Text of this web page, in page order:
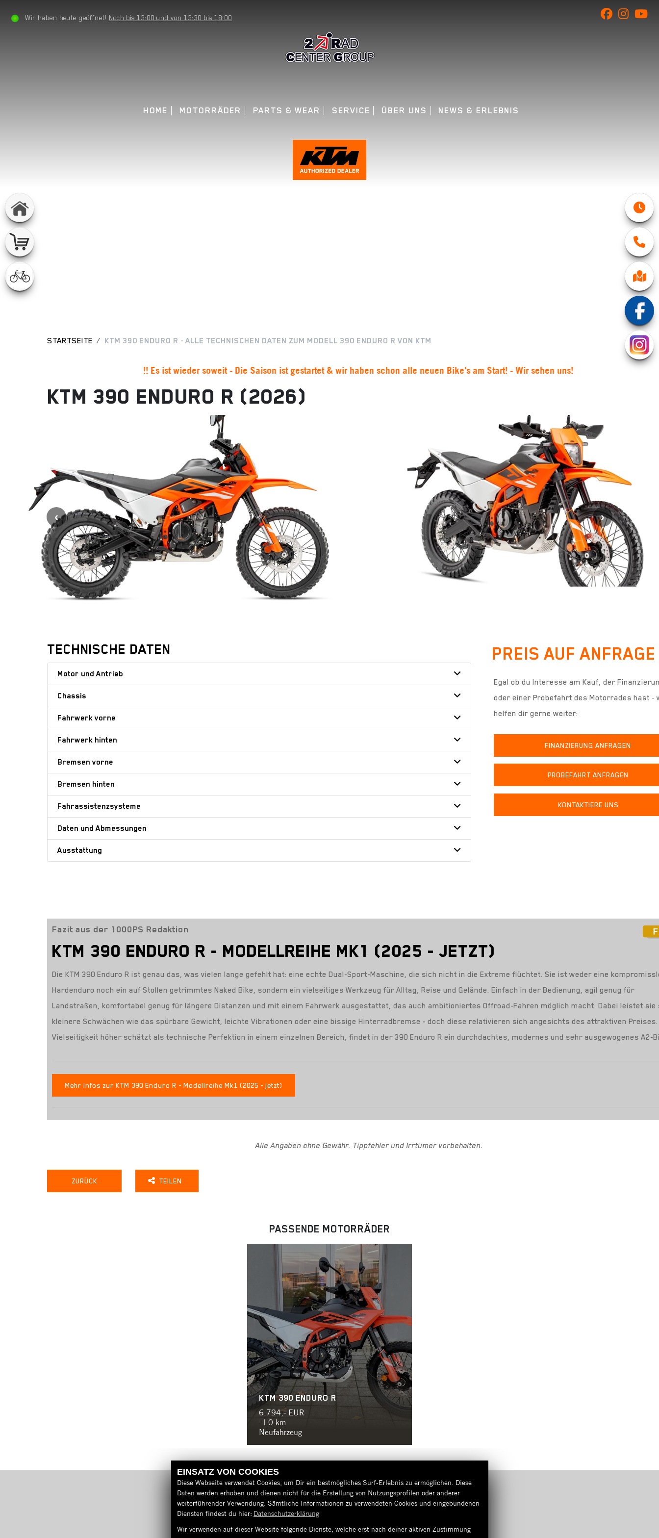
Wir haben heute geöffnet! Noch bis 13:00 und von 13:30 bis 18:00
HOME MOTORRÄDER PARTS & WEAR SERVICE ÜBER UNS NEWS & ERLEBNIS
STARTSEITE KTM 390 ENDURO R - ALLE TECHNISCHEN DATEN ZUM MODELL 390 ENDURO R VON KTM
!! Es ist wieder soweit - Die Saison ist gestartet & wir haben schon alle neuen Bike's am Start! - Wir sehen uns!
KTM 390 ENDURO R (2026)
TECHNISCHE DATEN
Motor und Antrieb
Chassis
Fahrwerk vorne
Fahrwerk hinten
Bremsen vorne
Bremsen hinten
Fahrassistenzsysteme
Daten und Abmessungen
Ausstattung
PREIS AUF ANFRAGE
Egal ob du Interesse am Kauf, der
oder einer Probefahrt des Motorrades hast -
helfen dir gerne weiter:
FINANZIERUNG ANFRAGEN
PROBEFAHRT ANFRAGEN
KONTAKTIERE UNS
Fazit aus der 1000PS Redaktion
KTM 390 ENDURO R - MODELLREIHE MK1 (2025 - JETZT)
Die KTM 390 Enduro R ist genau das, was vielen lange gefehlt hat: eine echte Dual-Sport-Maschine, die sich nicht in die Extreme flüchtet. Sie ist weder eine
Hardenduro noch ein auf Stollen getrimmtes Naked Bike, sondern ein vielseitiges Werkzeug für Alltag, Reise und Gelände. Einfach in der Bedienung, agil genug für
Landstraßen, komfortabel genug für längere Distanzen und mit einem Fahrwerk ausgestattet, das auch ambitioniertes Offroad-Fahren möglich macht. Dabei leistet sie
kleinere Schwächen wie das spürbare Gewicht, leichte Vibrationen oder eine bissige Hinterradbremse - doch diese relativieren sich angesichts des attraktiven Preises.
Vielseitigkeit höher schätzt als technische Perfektion in einem einzelnen Bereich, findet in der 390 Enduro R ein durchdachtes, modernes und sehr ausgewogenes A2-
Mehr Infos zur KTM 390 Enduro R - Modellreihe Mk1 (2025 - jetzt)
Alle Angaben ohne Gewähr. Tippfehler und Irrtümer vorbehalten.
ZURÜCK TEILEN
PASSENDE MOTORRÄDER
KTM 390 ENDURO R
6.794,- EUR
- | 0 km
Neufahrzeug
AGB
EINSATZ VON COOKIES
Diese Webseite verwendet Cookies, um Dir ein bestmögliches Surf-Erlebnis zu ermöglichen. Diese
Daten werden erhoben und dienen nicht für die Erstellung von Nutzungsprofilen oder anderer
weiterführender Verwendung. Sämtliche Informationen zu verwendeten Cookies und eingebundenen
Diensten findest du hier: Datenschutzerklärung
Wir verwenden auf dieser Website folgende Dienste, welche erst nach deiner aktiven Zustimmung